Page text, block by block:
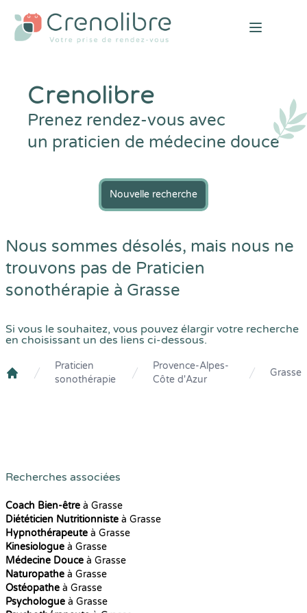
Open
Crenolibre
Prenez rendez-vous avec
un praticien de médecine douce
Nouvelle recherche
Nous sommes désolés, mais nous ne
trouvons pas de Praticien
sonothérapie à Grasse
Si vous le souhaitez, vous pouvez élargir votre recherche
en choisissant un des liens ci-dessous.
Crenolibre
Praticien
sonothérapie
Provence-Alpes-
Côte d'Azur
Grasse
Recherches associées
Coach Bien-être à Grasse
Diététicien Nutritionniste à Grasse
Hypnothérapeute à Grasse
Kinesiologue à Grasse
Médecine Douce à Grasse
Naturopathe à Grasse
Ostéopathe à Grasse
Psychologue à Grasse